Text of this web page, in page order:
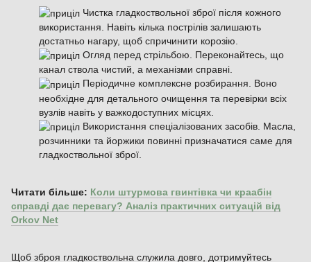
Чистка гладкоствольної зброї після кожного
використання. Навіть кілька пострілів залишають
достатньо нагару, щоб спричинити корозію.
Огляд перед стрільбою. Переконайтесь, що
канал ствола чистий, а механізми справні.
Періодичне комплексне розбирання. Воно
необхідне для детального очищення та перевірки всіх
вузлів навіть у важкодоступних місцях.
Використання спеціалізованих засобів. Масла,
розчинники та йоржики повинні призначатися саме для
гладкоствольної зброї.
Читати більше: Коли штурмова гвинтівка чи краабін
справді дає перевагу? Аналіз практичних ситуацій від
Orkov Net
Щоб зброя гладкоствольна служила довго, дотримуйтесь